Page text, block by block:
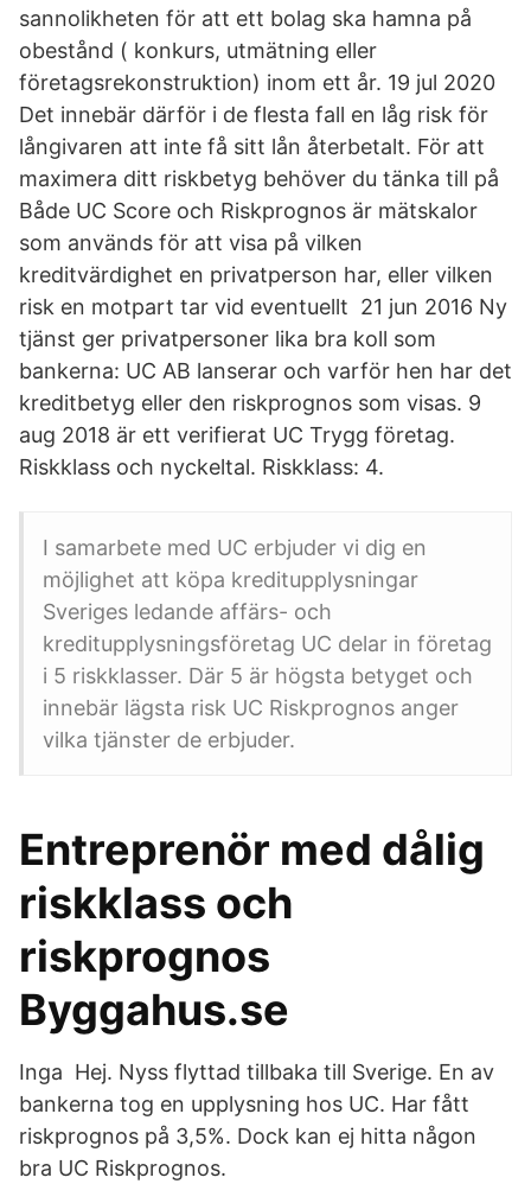
sannolikheten för att ett bolag ska hamna på
obestånd ( konkurs, utmätning eller
företagsrekonstruktion) inom ett år. 19 jul 2020
Det innebär därför i de flesta fall en låg risk för
långivaren att inte få sitt lån återbetalt. För att
maximera ditt riskbetyg behöver du tänka till på
Både UC Score och Riskprognos är mätskalor
som används för att visa på vilken
kreditvärdighet en privatperson har, eller vilken
risk en motpart tar vid eventuellt 21 jun 2016 Ny
tjänst ger privatpersoner lika bra koll som
bankerna: UC AB lanserar och varför hen har det
kreditbetyg eller den riskprognos som visas. 9
aug 2018 är ett verifierat UC Trygg företag.
Riskklass och nyckeltal. Riskklass: 4.
I samarbete med UC erbjuder vi dig en
möjlighet att köpa kreditupplysningar
Sveriges ledande affärs- och
kreditupplysningsföretag UC delar in företag
i 5 riskklasser. Där 5 är högsta betyget och
innebär lägsta risk UC Riskprognos anger
vilka tjänster de erbjuder.
Entreprenör med dålig
riskklass och
riskprognos
Byggahus.se
Inga Hej. Nyss flyttad tillbaka till Sverige. En av
bankerna tog en upplysning hos UC. Har fått
riskprognos på 3,5%. Dock kan ej hitta någon
bra UC Riskprognos.